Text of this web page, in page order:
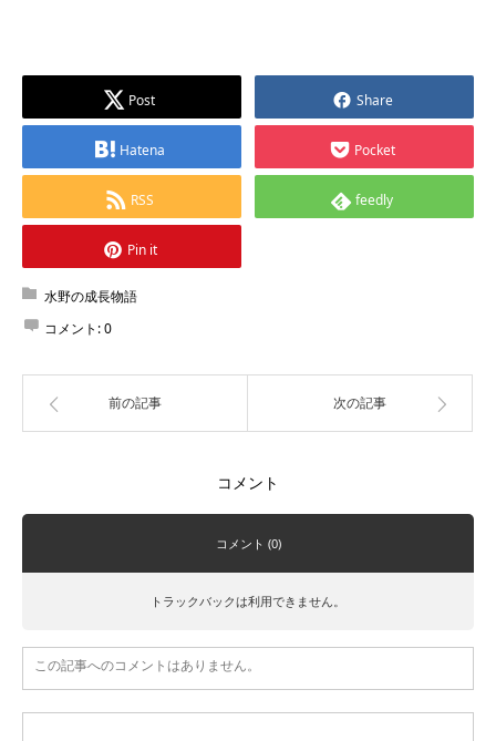
Post Share
Hatena Pocket
RSS feedly
Pin it
水野の成長物語
コメント:0
前の記事 次の記事
コメント
コメント (0)
トラックバックは利用できません。
この記事へのコメントはありません。